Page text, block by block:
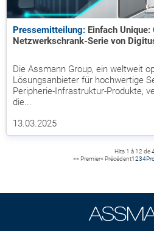
Pressemitteilung: Einfach
Netzwerkschrank-Serie von
Die Assmann Group, ein weltweit
Lösungsanbieter für hochwertige
Peripherie-Infrastruktur-Produkte,
die...
13.03.2025
Hits 1 à 12 de
<< Premier< Précédent1234